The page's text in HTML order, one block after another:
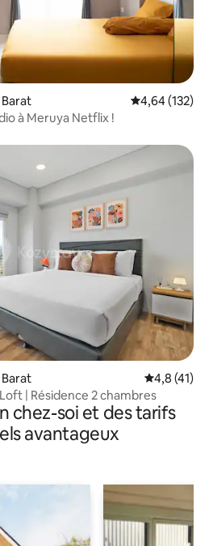
Évaluation
4,64 (132)
à Meruya Netflix !
Évaluation
4,8 (41)
| Résidence 2 chambres
chez-soi et des tarifs
avantageux